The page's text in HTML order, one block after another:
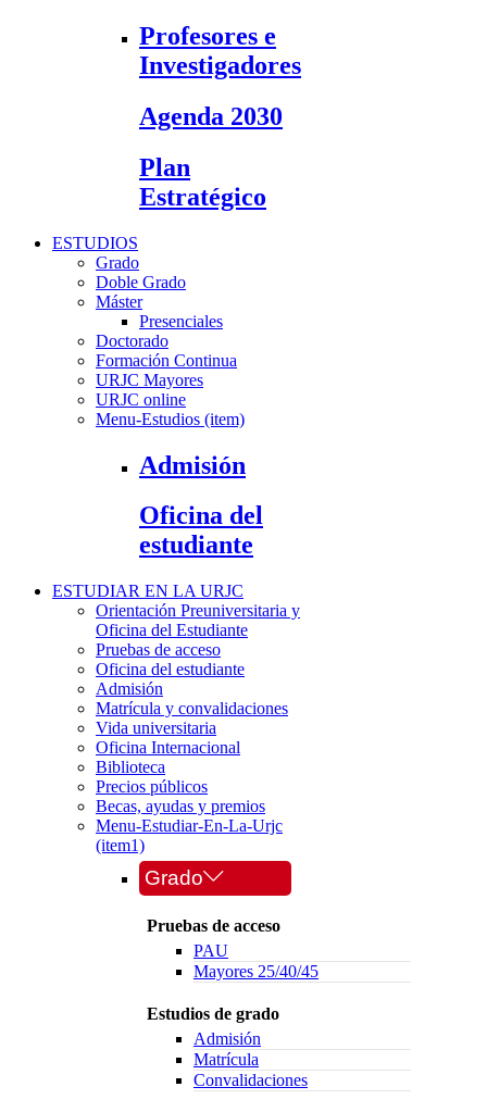
Profesores e
Investigadores
Agenda 2030
Plan
Estratégico
ESTUDIOS
Grado
Doble Grado
Máster
Presenciales
Doctorado
Formación Continua
URJC Mayores
URJC online
Menu-Estudios (item)
Admisión
Oficina del
estudiante
ESTUDIAR EN LA URJC
Orientación Preuniversitaria y
Oficina del Estudiante
Pruebas de acceso
Oficina del estudiante
Admisión
Matrícula y convalidaciones
Vida universitaria
Oficina Internacional
Biblioteca
Precios públicos
Becas, ayudas y premios
Menu-Estudiar-En-La-Urjc
(item1)
Grado
Pruebas de acceso
PAU
Mayores 25/40/45
Estudios de grado
Admisión
Matrícula
Convalidaciones